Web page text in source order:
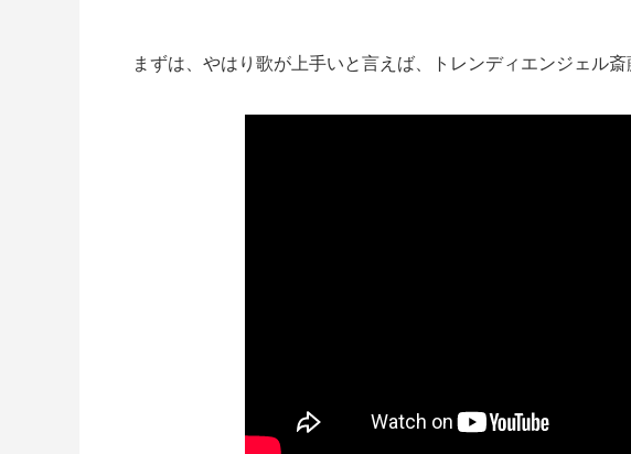
まずは、やはり歌が上手いと言えば、トレンディエンジェル斎